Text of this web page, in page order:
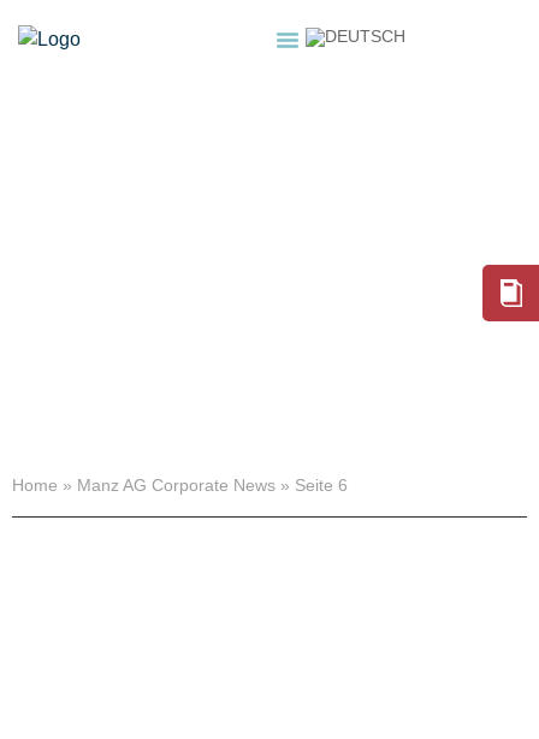
Home » Manz AG Corporate News » Seite 6